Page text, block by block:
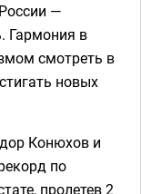
—
Гармония в
смотреть в
новых
Конюхов и
по
пролетев 2